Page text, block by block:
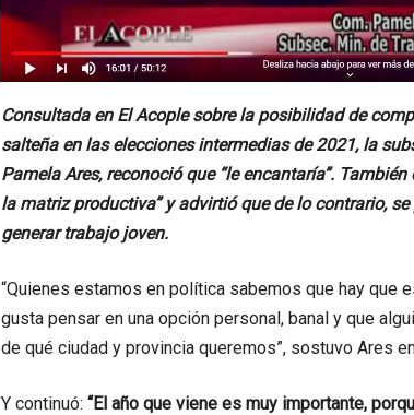
Consultada en El Acople sobre la posibilidad de
salteña en las elecciones intermedias de 2021, la
Pamela Ares, reconoció que “le encantaría”.
la matriz productiva” y advirtió que de lo contrario,
generar trabajo joven.
“Quienes estamos en política sabemos que hay que
gusta pensar en una opción personal, banal y que
de qué ciudad y provincia queremos”, sostuvo Ares
Y continuó: “El año que viene es muy importante,